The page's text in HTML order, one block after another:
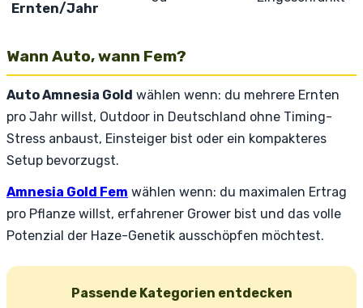
Ernten/Jahr
Wann Auto, wann Fem?
Auto Amnesia Gold wählen wenn: du mehrere Ernten
pro Jahr willst, Outdoor in Deutschland ohne Timing-
Stress anbaust, Einsteiger bist oder ein kompakteres
Setup bevorzugst.
Amnesia Gold Fem wählen wenn: du maximalen Ertrag
pro Pflanze willst, erfahrener Grower bist und das volle
Potenzial der Haze-Genetik ausschöpfen möchtest.
Passende Kategorien entdecken